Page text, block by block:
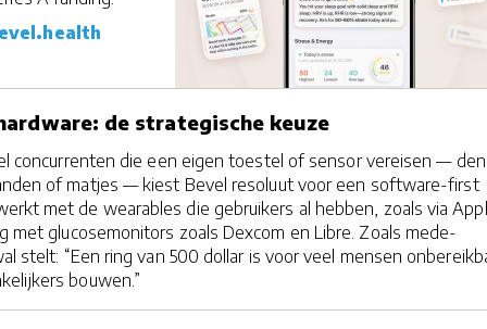
de strategische keuze
concurrenten die een eigen toestel of sensor vereisen —
of matjes — kiest Bevel resoluut voor een software-first
met de wearables die gebruikers al hebben, zoals via
met glucose­monitors zoals Dexcom en Libre. Zoals mede-
stelt: “Een ring van 500 dollar is voor veel mensen
bouwen.”